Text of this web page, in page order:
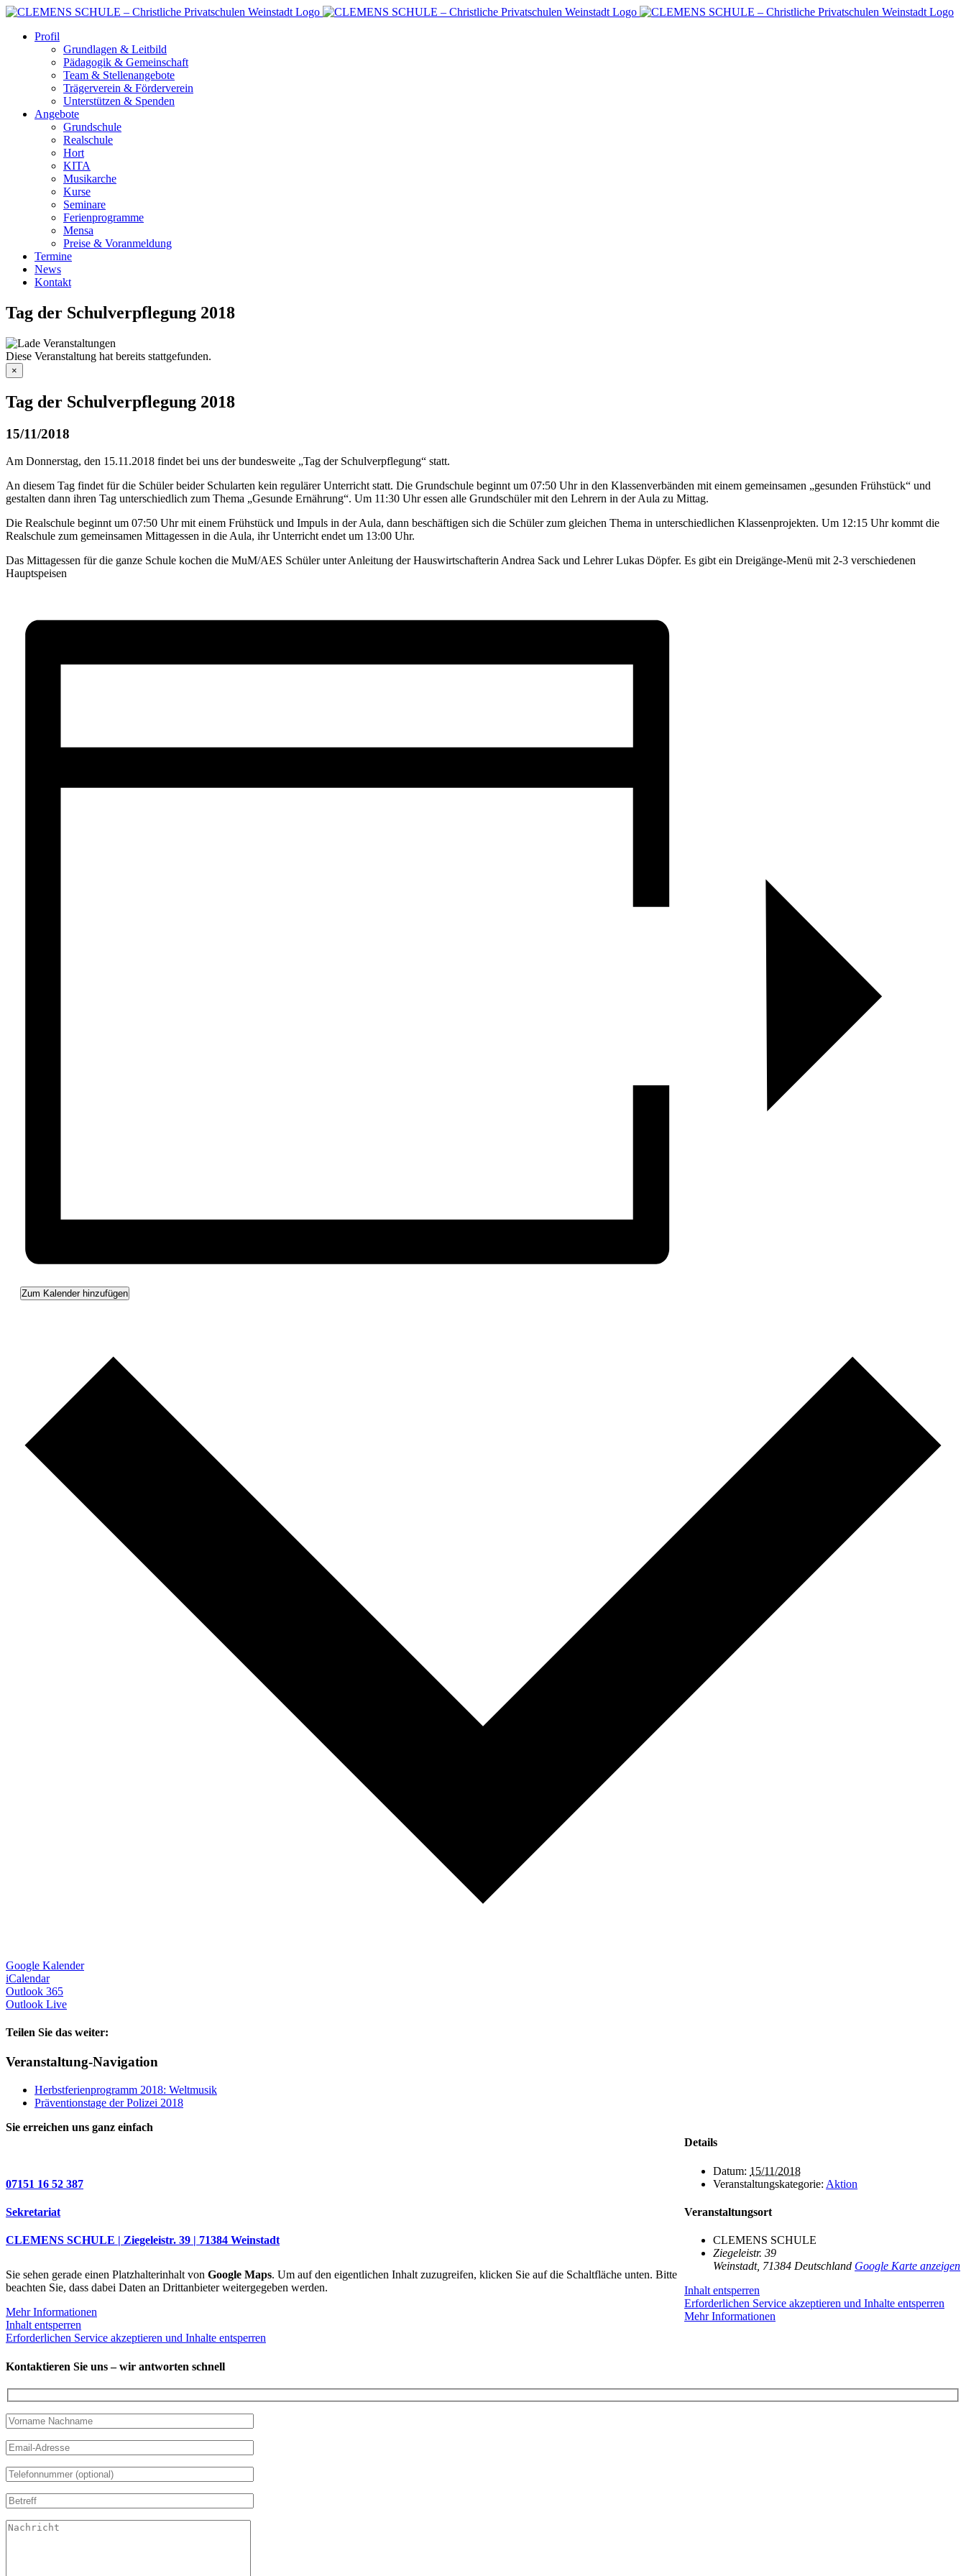
Zum
springenProfil
Grundlagen & Leitbild
Pädagogik & Gemeinschaft
Team & Stellenangebote
Trägerverein & Förderverein
Unterstützen & Spenden
Angebote
Grundschule
Realschule
Hort
KITA
Musikarche
Kurse
Seminare
Ferienprogramme
Mensa
Preise & Voranmeldung
Termine
News
Kontakt
Tag der Schulverpflegung 2018
Diese Veranstaltung hat bereits stattgefunden.
×
Tag der Schulverpflegung 2018
15/11/2018
Am Donnerstag, den 15.11.2018 findet bei uns der bundesweite „Tag der Schulverpflegung“ statt.
An diesem Tag findet für die Schüler beider Schularten kein regulärer Unterricht statt. Die Grundschule beginnt um 07:50 Uhr in den Klassenverbänden mit einem gemeinsamen „gesunden Frühstück“ und
gestalten dann ihren Tag unterschiedlich zum Thema „Gesunde Ernährung“. Um 11:30 Uhr essen alle Grundschüler mit den Lehrern in der Aula zu Mittag.
Die Realschule beginnt um 07:50 Uhr mit einem Frühstück und Impuls in der Aula, dann beschäftigen sich die Schüler zum gleichen Thema in unterschiedlichen Klassenprojekten. Um 12:15 Uhr kommt die
Realschule zum gemeinsamen Mittagessen in die Aula, ihr Unterricht endet um 13:00 Uhr.
Das Mittagessen für die ganze Schule kochen die MuM/AES Schüler unter Anleitung der Hauswirtschafterin Andrea Sack und Lehrer Lukas Döpfer. Es gibt ein Dreigänge-Menü mit 2-3 verschiedenen
Hauptspeisen
Zum Kalender hinzufügen
Google Kalender
iCalendar
Outlook 365
Outlook Live
Teilen Sie das weiter:
Facebook
X
E-
Veranstaltung-Navigation
Herbstferienprogramm 2018: Weltmusik
Präventionstage der Polizei 2018
Details
Datum: 15/11/2018
Veranstaltungskategorie: Aktion
Veranstaltungsort
CLEMENS SCHULE
Ziegeleistr. 39
Weinstadt, 71384 Deutschland Google Karte anzeigen
Inhalt entsperren
Erforderlichen Service akzeptieren und Inhalte entsperren
Mehr Informationen
Sie erreichen uns ganz einfach
07151 16 52 387
Sekretariat
CLEMENS SCHULE | Ziegeleistr. 39 | 71384 Weinstadt
Sie sehen gerade einen Platzhalterinhalt von Google Maps. Um auf den eigentlichen Inhalt zuzugreifen, klicken Sie auf die Schaltfläche unten. Bitte
beachten Sie, dass dabei Daten an Drittanbieter weitergegeben werden.
Mehr Informationen
Inhalt entsperren
Erforderlichen Service akzeptieren und Inhalte entsperren
Kontaktieren Sie uns – wir antworten schnell